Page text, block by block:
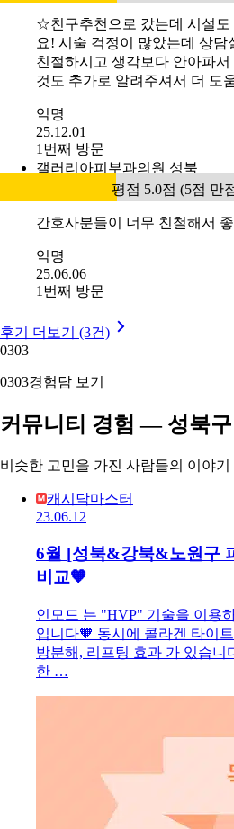
☆친구추천으로 갔는데 시설도
요! 시술 걱정이 많았는데 상담
친절하시고 생각보다 안아파
것도 추가로 알려주셔서 더 도
익명
25.12.01
1번째 방문
갤러리아피부과의원 성북
평점 5.0점 (5점 만
간호사분들이 너무 친철해서
익명
25.06.06
1번째 방문
후기 더보기 (3건)
0303
0303경험담 보기
커뮤니티 경험 — 성북
비슷한 고민을 가진 사람들의 이야기
캐시닥마스터
23.06.12
6월 [성북&강북&노원구
비교🧡
인모드 는 "HVP" 기술을 이용
입니다🧡 동시에 콜라겐 타이
방분해, 리프팅 효과 가 있습니
한 …